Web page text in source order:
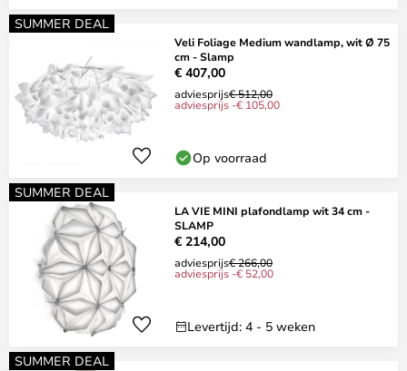
SUMMER DEAL
Veli Foliage Medium wandlamp, wit Ø 75
cm - Slamp
€ 407,00
adviesprijs€ 512,00
adviesprijs -€ 105,00
Op voorraad
SUMMER DEAL
LA VIE MINI plafondlamp wit 34 cm -
SLAMP
€ 214,00
adviesprijs€ 266,00
adviesprijs -€ 52,00
Levertijd: 4 - 5 weken
SUMMER DEAL